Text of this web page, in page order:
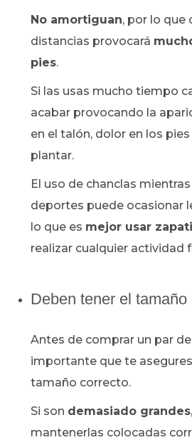
No amortiguan, por lo que
distancias provocará
pies.
Si las usas mucho tiempo
acabar provocando la
en el talón, dolor en los
plantar.
El uso de chanclas
deportes puede ocasionar
lo que es mejor usar
realizar cualquier actividad
Deben tener el tamaño
Antes de comprar un par
importante que te
tamaño correcto.
Si son demasiado grandes
mantenerlas colocadas